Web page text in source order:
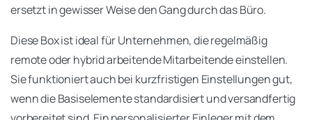
ersetzt in gewisser Weise den Gang durch das Büro.
Diese Box ist ideal für Unternehmen, die regelmäßig
remote oder hybrid arbeitende Mitarbeitende einstellen.
Sie funktioniert auch bei kurzfristigen Einstellungen gut,
wenn die Basiselemente standardisiert und versandfertig